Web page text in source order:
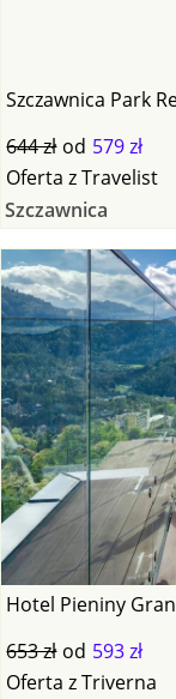
Szczawnica
644 zł od 579 zł
Oferta zTravelist
Szczawnica
Hotel Pieniny
653 zł od 593 zł
Oferta zTriverna